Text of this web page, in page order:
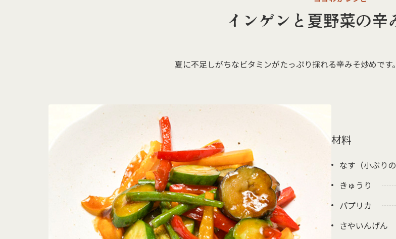
インゲンと夏野菜の辛
夏に不足しがちなビタミンがたっぷり採れる辛みそ炒めです
材料
なす（小ぶりの
きゅうり
パプリカ
さやいんげん